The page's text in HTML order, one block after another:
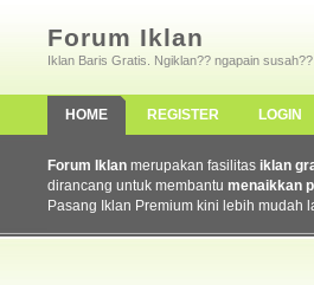
Forum Iklan
Iklan Baris Gratis. Ngiklan?? ngapain susah??
HOME REGISTER LOGIN
Forum Iklan merupakan fasilitas iklan
dirancang untuk membantu menaikkan
Pasang Iklan Premium kini lebih mudah